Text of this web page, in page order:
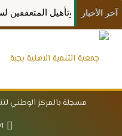
آخر الأخبارالمتعففين لسوق العمل
مسجلة بالمركز الوطني